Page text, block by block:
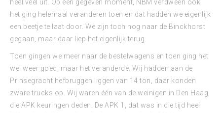
heel veel uit. Op een gegeven moment, NBM verdween ook,
het ging helemaal veranderen toen en dat hadden we eigenlijk
een beetje te laat door. We zijn toch nog naar de Binckhorst
gegaan, maar daar liep het eigenlijk terug.
Toen gingen we meer naar de bestelwagens en toen ging het
wel weer goed, maar het veranderde. Wij hadden aan de
Prinsegracht hefbruggen liggen van 14 ton, daar konden
zware trucks op. Wij waren één van de weinigen in Den Haag,
die APK keuringen deden. De APK 1, dat was in die tijd heel